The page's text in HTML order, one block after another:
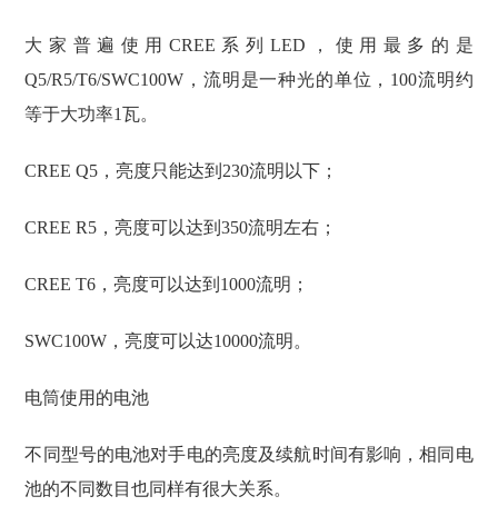
大家普遍使用CREE系列LED，使用最多的是
Q5/R5/T6/SWC100W，流明是一种光的单位，100流明约
等于大功率1瓦。
CREE Q5，亮度只能达到230流明以下；
CREE R5，亮度可以达到350流明左右；
CREE T6，亮度可以达到1000流明；
SWC100W，亮度可以达10000流明。
电筒使用的电池
不同型号的电池对手电的亮度及续航时间有影响，相同电
池的不同数目也同样有很大关系。